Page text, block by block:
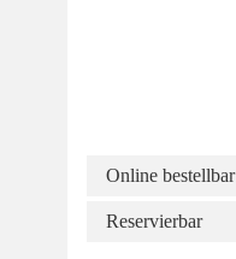
Online bestellbar
Reservierbar